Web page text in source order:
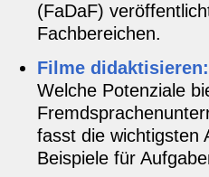
(FaDaF)
Fachbereichen.
Filme didaktisieren:
Welche Potenziale
fasst die wichtigsten
Beispiele für